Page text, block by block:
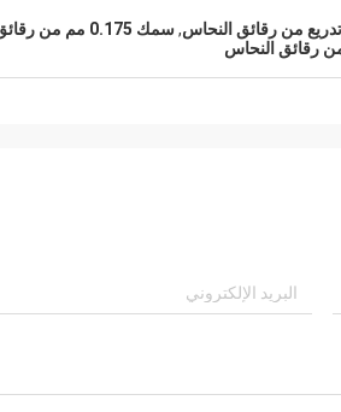
من رقائق النحاس,سمك 0.175 مم من رقائق النحاس التدريع